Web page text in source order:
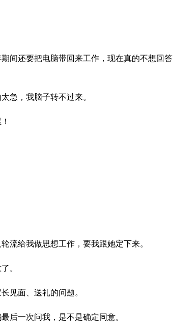
间还要把电脑带回来工作，现在真的不想回答
急，我脑子转不过来。
流给我做思想工作，要我跟她定下来。
。
见面、送礼的问题。
后一次问我，是不是确定同意。